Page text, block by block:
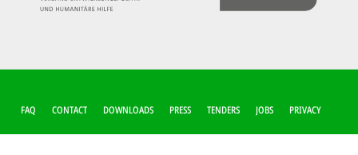
FUSSZEILEN-M
ENÜ
FAQ CONTACT DOWNLOADS PRESS TENDERS JOBS PRIVACY